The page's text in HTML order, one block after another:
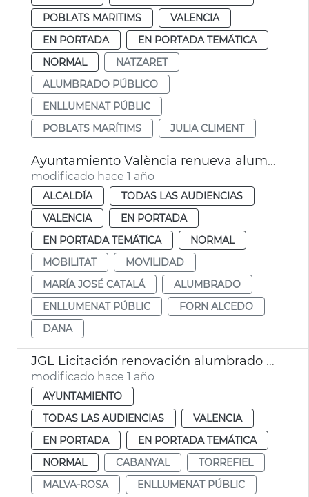
POBLATS MARITIMS
VALENCIA
EN PORTADA
EN PORTADA TEMÁTICA
NORMAL
NATZARET
ALUMBRADO PÚBLICO
ENLLUMENAT PÚBLIC
POBLATS MARÍTIMS
JULIA CLIMENT
Ayuntamiento València renueva alumbrado Forn d'Alcedo
modificado hace 1 año
ALCALDÍA
TODAS LAS AUDIENCIAS
VALENCIA
EN PORTADA
EN PORTADA TEMÁTICA
NORMAL
MOBILITAT
MOVILIDAD
MARÍA JOSÉ CATALÁ
ALUMBRADO
ENLLUMENAT PÚBLIC
FORN ALCEDO
DANA
JGL Licitación renovación alumbrado público
modificado hace 1 año
AYUNTAMIENTO
TODAS LAS AUDIENCIAS
VALENCIA
EN PORTADA
EN PORTADA TEMÁTICA
NORMAL
CABANYAL
TORREFIEL
MALVA-ROSA
ENLLUMENAT PÚBLIC